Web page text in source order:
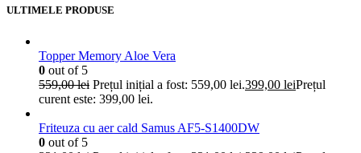
ULTIMELE PRODUSE
Topper Memory Aloe Vera
0 out of 5
559,00lei Prețul inițial a fost: 559,00 lei.399,00 leiPrețul
curent este: 399,00 lei.
Friteuza cu aer cald Samus AF5-S1400DW
0 out of 5